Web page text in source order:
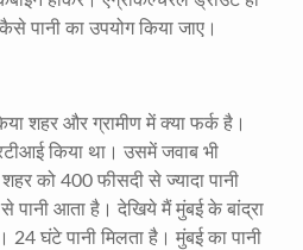
पानी का उपयोग किया जाए।
शहर और ग्रामीण में क्या फर्क है।
किया था। उसमें जवाब भी
शहर को 400 फीसदी से ज्यादा पानी
पानी आता है। देखिये मैं मुंबई के बांद्रा
24 घंटे पानी मिलता है। मुंबई का पानी